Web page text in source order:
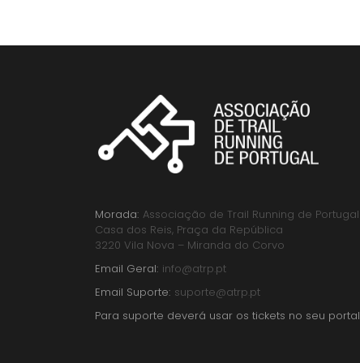
Morada: Associação de Trail Running de Portugal
Casa dos Reis, Praça da República
3220 Vila Nova – Miranda do Corvo
Email Geral: info@atrp.pt
Email Suporte: suporte@atrp.pt
Para suporte deverá usar os tickets no seu portal